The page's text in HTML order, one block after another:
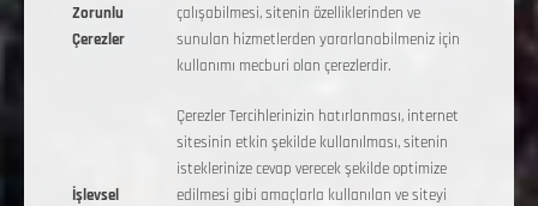
Zorunlu
Çerezler
çalışabilmesi, sitenin özelliklerinden ve
sunulan hizmetlerden yararlanabilmeniz için
kullanımı mecburi olan çerezlerdir.
İşlevsel
Çerezler Tercihlerinizin hatırlanması, internet
sitesinin etkin şekilde kullanılması, sitenin
isteklerinize cevap verecek şekilde optimize
edilmesi gibi amaçlarla kullanılan ve siteyi